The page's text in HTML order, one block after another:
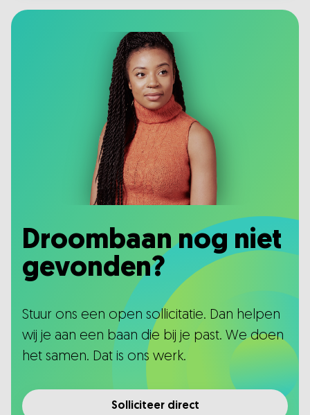
Droombaan nog niet
gevonden?
Stuur ons een open sollicitatie. Dan helpen
wij je aan een baan die bij je past. We doen
het samen. Dat is ons werk.
Solliciteer direct